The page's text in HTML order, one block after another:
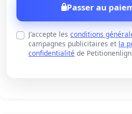
Passer au
J'accepte les conditions
campagnes publicitaires et la
confidentialité de